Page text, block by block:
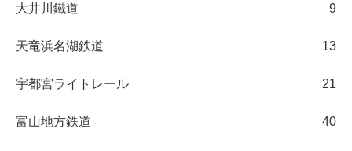
大井川鐵道 9
天竜浜名湖鉄道 13
宇都宮ライトレール 21
富山地方鉄道 40